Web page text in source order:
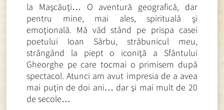
la Maşcăuţi… O aventură geografică, dar
pentru mine, mai ales, spirituală şi
emoţională. Mă văd stând pe prispa casei
poetului Ioan Sârbu, străbunicul meu,
strângând la piept o iconiţă a Sfântului
Gheorghe pe care tocmai o primisem după
spectacol. Atunci am avut impresia de a avea
mai puţin de doi ani… dar şi mai mult de 20
de secole…